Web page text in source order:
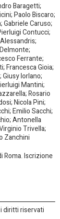
Baragetti;
Paolo Biscaro;
Gabriele Caruso;
Contucci;
Ferrante;
Francesca Gioia;
Iorlano;
Mantini;
Rosario
Nicola Pini;
Emilio Sacchi;
Antonella
Trivella;
Zanchini
Roma. Iscrizione
diritti riservati